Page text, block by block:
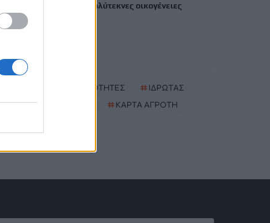
τρίτεκνες και πολύτεκνες οικογένειες
ΝΕΕΣ ΤΑΥΤΟΤΗΤΕΣ #ΙΔΡΩΤΑΣ
#ΚΑΡΤΑ ΑΓΡΟΤΗ